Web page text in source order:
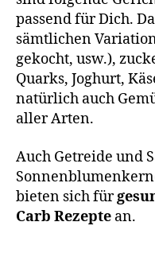
passend für Dich.
sämtlichen
gekocht, usw.),
Quarks, Joghurt,
natürlich auch
aller Arten.
Auch Getreide und
bieten sich für
Carb Rezepte an.